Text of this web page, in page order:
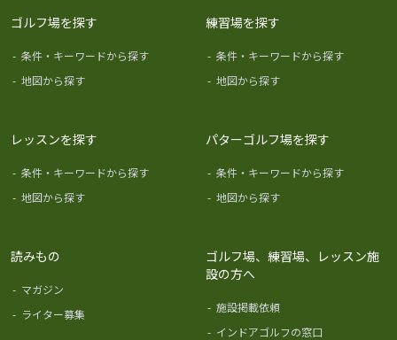
ゴルフ場を探す
- 条件・キーワードから探す
- 地図から探す
練習場を探す
- 条件・キーワードから探す
- 地図から探す
レッスンを探す
- 条件・キーワードから探す
- 地図から探す
パターゴルフ場を探す
- 条件・キーワードから探す
- 地図から探す
読みもの
- マガジン
- ライター募集
ゴルフ場、練習場、レッスン施
設の方へ
- 施設掲載依頼
- インドアゴルフの窓口